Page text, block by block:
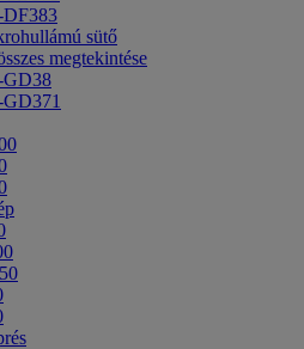
sütő
megtekintése